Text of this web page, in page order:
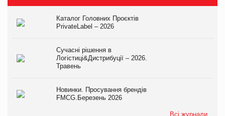
Каталог Головних Проєктів
PrivateLabel – 2026
Сучасні рішення в
Логістиці&Дистрибуції – 2026.
Травень
Новинки. Просування брендів
FMCG.Березень 2026
Всі журнали